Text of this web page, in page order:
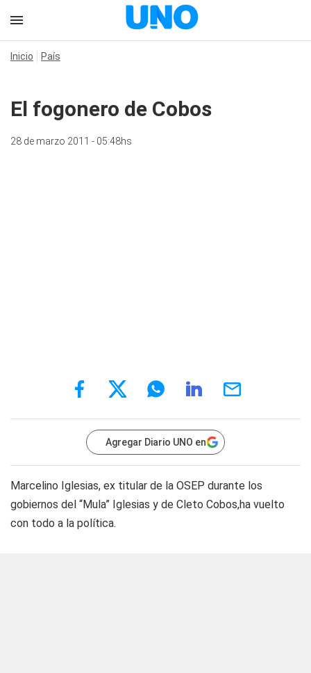
Inicio País
El fogonero de Cobos
28 de marzo 2011 - 05:48hs
Agregar Diario UNO en
Marcelino Iglesias, ex titular de la OSEP durante los
gobiernos del “Mula” Iglesias y de Cleto Cobos,ha vuelto
con todo a la política.